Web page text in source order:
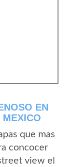
EN
MEXICO
que mas
concocer
view el